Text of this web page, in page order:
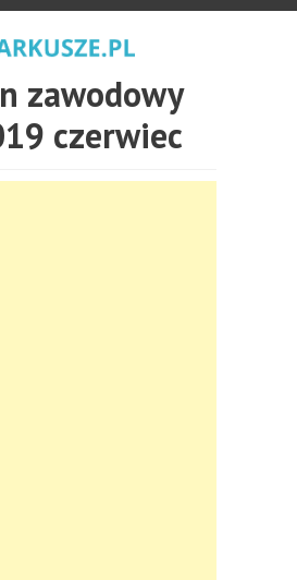
zawodowy
czerwiec